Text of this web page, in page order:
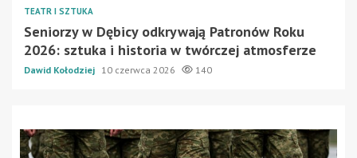
TEATR I SZTUKA
Seniorzy w Dębicy odkrywają Patronów Roku
2026: sztuka i historia w twórczej atmosferze
Dawid Kołodziej 10 czerwca 2026 140